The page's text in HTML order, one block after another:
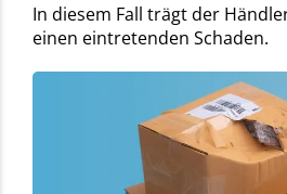
In diesem Fall trägt der
einen eintretenden Schaden.